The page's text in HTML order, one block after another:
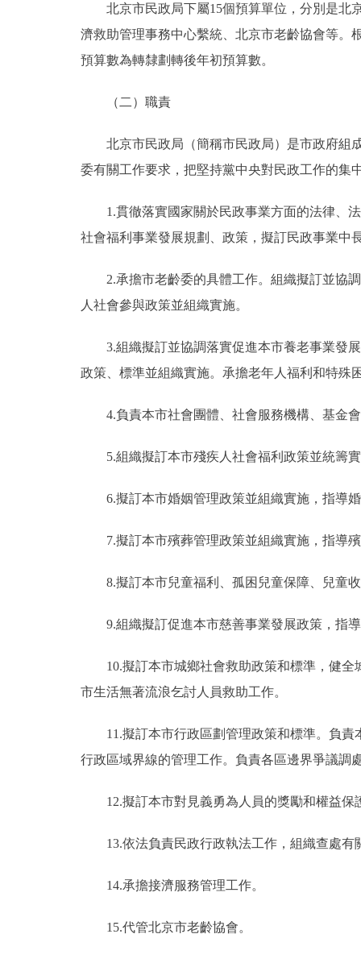
北京市民政局下屬15個預算單位，分別是北
濟救助管理事務中心繫統、北京市老齡協會等。
預算數為轉隸劃轉後年初預算數。
（二）職責
北京市民政局（簡稱市民政局）是市政府組
委有關工作要求，把堅持黨中央對民政工作的集
1.貫徹落實國家關於民政事業方面的法律、
社會福利事業發展規劃、政策，擬訂民政事業中
2.承擔市老齡委的具體工作。組織擬訂並協
人社會參與政策並組織實施。
3.組織擬訂並協調落實促進本市養老事業發
政策、標準並組織實施。承擔老年人福利和特殊
4.負責本市社會團體、社會服務機構、基金
5.組織擬訂本市殘疾人社會福利政策並統籌
6.擬訂本市婚姻管理政策並組織實施，指導
7.擬訂本市殯葬管理政策並組織實施，指導
8.擬訂本市兒童福利、孤困兒童保障、兒童
9.組織擬訂促進本市慈善事業發展政策，指
10.擬訂本市城鄉社會救助政策和標準，健
市生活無著流浪乞討人員救助工作。
11.擬訂本市行政區劃管理政策和標準。負
行政區域界線的管理工作。負責各區邊界爭議調
12.擬訂本市對見義勇為人員的獎勵和權益
13.依法負責民政行政執法工作，組織查處有
14.承擔接濟服務管理工作。
15.代管北京市老齡協會。